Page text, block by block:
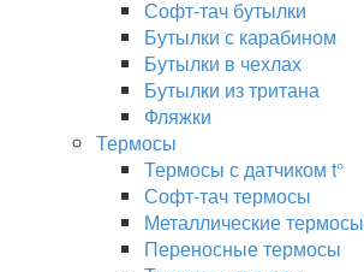
Софт-тач бутылки
Бутылки с карабином
Бутылки в чехлах
Бутылки из тритана
Фляжки
Термосы
Термосы с датчиком t°
Софт-тач термосы
Металлические термосы
Переносные термосы